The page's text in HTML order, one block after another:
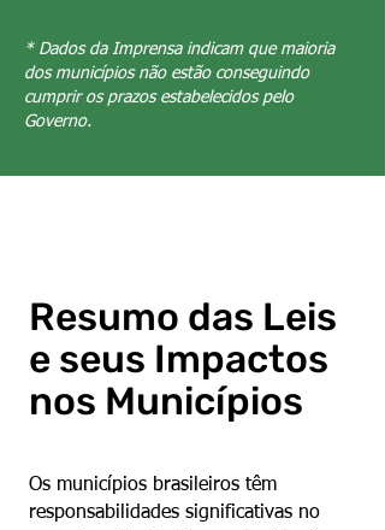
* Dados da Imprensa indicam que maioria
dos municípios não estão conseguindo
cumprir os prazos estabelecidos pelo
Governo.
Resumo das Leis
e seus Impactos
nos Municípios
Os municípios brasileiros têm
responsabilidades significativas no